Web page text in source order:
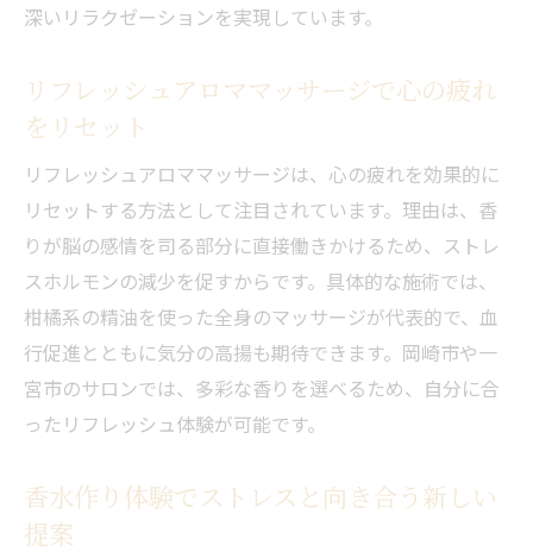
深いリラクゼーションを実現しています。
リフレッシュアロママッサージで心の疲れ
をリセット
リフレッシュアロママッサージは、心の疲れを効果的に
リセットする方法として注目されています。理由は、香
りが脳の感情を司る部分に直接働きかけるため、ストレ
スホルモンの減少を促すからです。具体的な施術では、
柑橘系の精油を使った全身のマッサージが代表的で、血
行促進とともに気分の高揚も期待できます。岡崎市や一
宮市のサロンでは、多彩な香りを選べるため、自分に合
ったリフレッシュ体験が可能です。
香水作り体験でストレスと向き合う新しい
提案